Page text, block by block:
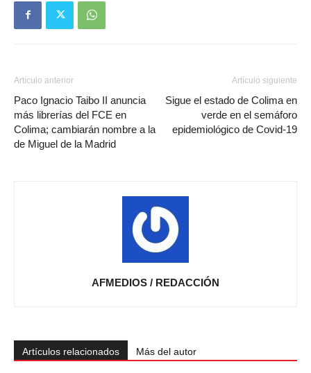
Artículo anterior
Paco Ignacio Taibo II anuncia
más librerías del FCE en
Colima; cambiarán nombre a la
de Miguel de la Madrid
Artículo siguiente
Sigue el estado de Colima en
verde en el semáforo
epidemiológico de Covid-19
AFMEDIOS / REDACCIÓN
Artículos relacionados Más del autor